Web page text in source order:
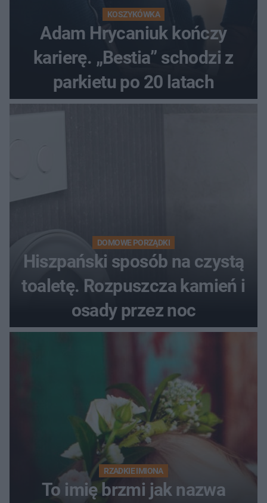
KOSZYKÓWKA
Adam Hrycaniuk kończy
karierę. „Bestia” schodzi z
parkietu po 20 latach
DOMOWE PORZĄDKI
Hiszpański sposób na czystą
toaletę. Rozpuszcza kamień i
osady przez noc
RZADKIE IMIONA
To imię brzmi jak nazwa